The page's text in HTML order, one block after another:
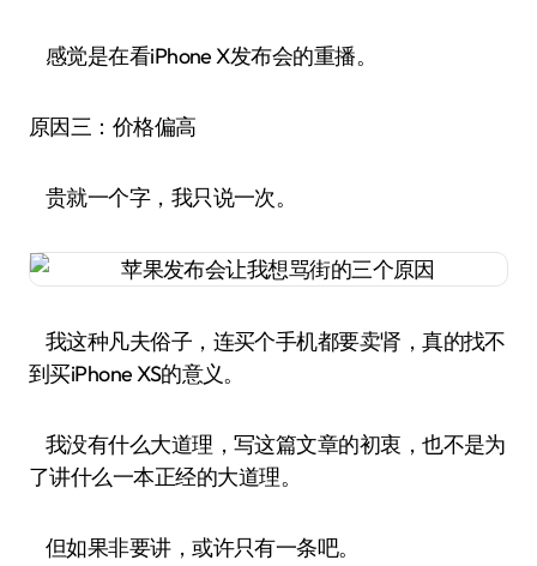
感觉是在看iPhone X发布会的重播。
原因三：价格偏高
贵就一个字，我只说一次。
我这种凡夫俗子，连买个手机都要卖肾，真的找不
到买iPhone XS的意义。
我没有什么大道理，写这篇文章的初衷，也不是为
了讲什么一本正经的大道理。
但如果非要讲，或许只有一条吧。